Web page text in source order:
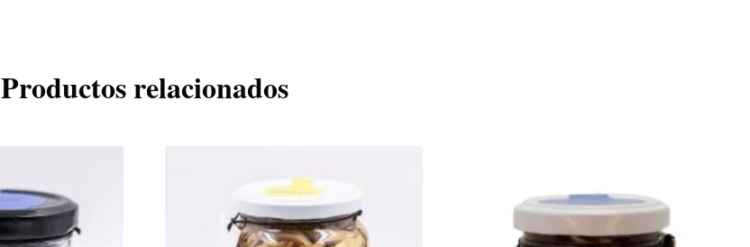
Productos relacionados